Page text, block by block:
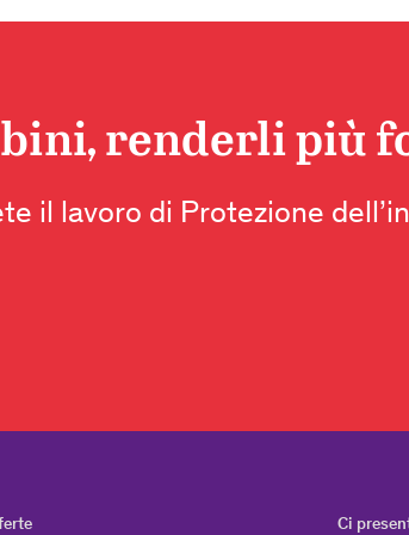
renderli più
il lavoro di Protezione
Ci